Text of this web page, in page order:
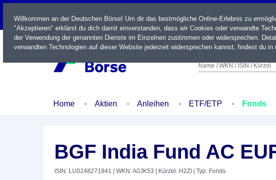
LIVE
Name / WKN / ISIN / Kürzel
Home Aktien Anleihen ETF/ETP Fonds
BGF India Fund AC
ISIN: LU0248271941 | WKN: A0JK53 | Kürzel: H2ZI | Typ: Fonds
Willkommen an der Deutschen Börse! Um dir das bestmögliche Online-Erlebnis zu
"Akzeptieren" erklärst du dich damit einverstanden, dass wir Cookies oder verwandte
der Verwendung der genannten Dienste im Einzelnen zustimmen oder widersprechen.
verwandten Technologien auf dieser Website jederzeit widersprechen kannst, findest du in